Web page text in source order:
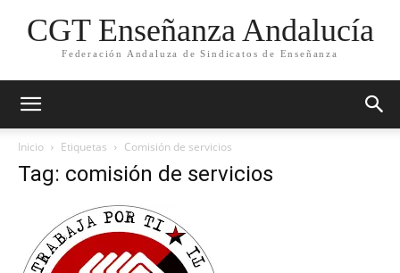
CGT Enseñanza Andalucía
Federación Andaluza de Sindicatos de Enseñanza
Inicio Etiquetas Comisión de servicios
Tag: comisión de servicios